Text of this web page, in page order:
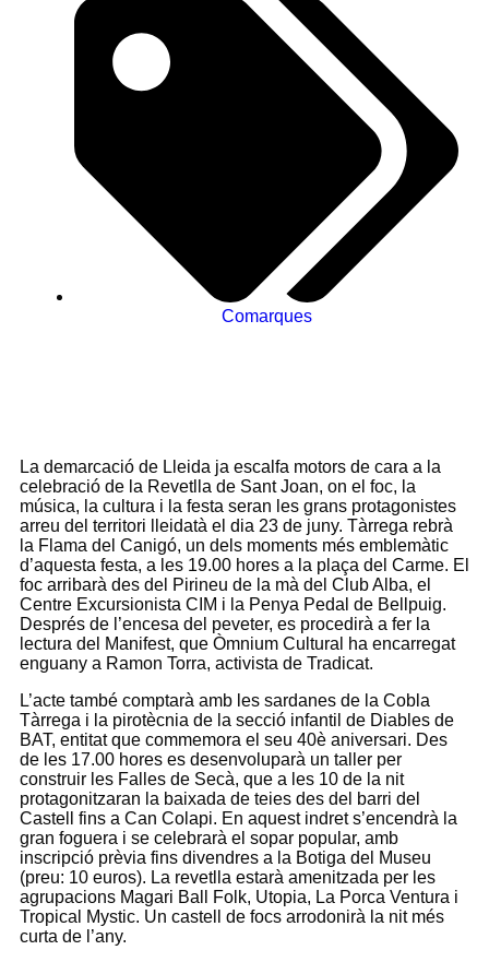
Comarques
La demarcació de Lleida ja escalfa motors de cara a la
celebració de la Revetlla de Sant Joan, on el foc, la
música, la cultura i la festa seran les grans protagonistes
arreu del territori lleidatà el dia 23 de juny. Tàrrega rebrà
la Flama del Canigó, un dels moments més emblemàtic
d’aquesta festa, a les 19.00 hores a la plaça del Carme. El
foc arribarà des del Pirineu de la mà del Club Alba, el
Centre Excursionista CIM i la Penya Pedal de Bellpuig.
Després de l’encesa del peveter, es procedirà a fer la
lectura del Manifest, que Òmnium Cultural ha encarregat
enguany a Ramon Torra, activista de Tradicat.
L’acte també comptarà amb les sardanes de la Cobla
Tàrrega i la pirotècnia de la secció infantil de Diables de
BAT, entitat que commemora el seu 40è aniversari. Des
de les 17.00 hores es desenvoluparà un taller per
construir les Falles de Secà, que a les 10 de la nit
protagonitzaran la baixada de teies des del barri del
Castell fins a Can Colapi. En aquest indret s’encendrà la
gran foguera i se celebrarà el sopar popular, amb
inscripció prèvia fins divendres a la Botiga del Museu
(preu: 10 euros). La revetlla estarà amenitzada per les
agrupacions Magari Ball Folk, Utopia, La Porca Ventura i
Tropical Mystic. Un castell de focs arrodonirà la nit més
curta de l’any.